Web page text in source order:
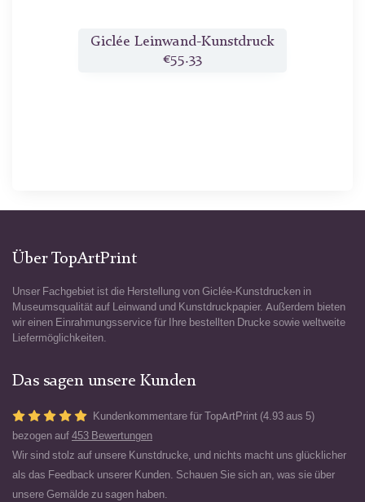
Giclée Leinwand-Kunstdruck
€55.33
Über TopArtPrint
Unser Fachgebiet ist die Herstellung von Giclée-Kunstdrucken in
Museumsqualität auf Leinwand und Kunstdruckpapier. Außerdem bieten
wir einen Einrahmungsservice für Ihre bestellten Drucke sowie weltweite
Liefermöglichkeiten.
Das sagen unsere Kunden
Kundenkommentare für TopArtPrint (4.93 aus 5)
bezogen auf 453 Bewertungen
Wir sind stolz auf unsere Kunstdrucke, und nichts macht uns glücklicher
als das Feedback unserer Kunden. Schauen Sie sich an, was sie über
unsere Gemälde zu sagen haben.